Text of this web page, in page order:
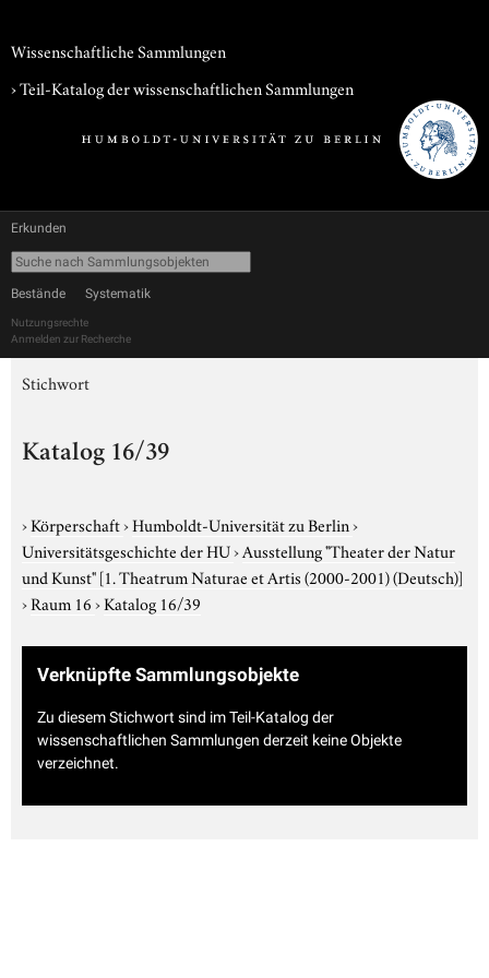
Wissenschaftliche Sammlungen
› Teil-Katalog der wissenschaftlichen Sammlungen
Erkunden
Bestände Systematik
Nutzungsrechte
Anmelden zur Recherche
Stichwort
Katalog 16/39
›Körperschaft›Humboldt-Universität zu Berlin›
Universitätsgeschichte der HU›Ausstellung "Theater der Natur
und Kunst"[1. Theatrum Naturae et Artis (2000-2001) (Deutsch)]
›Raum 16›Katalog 16/39
Verknüpfte Sammlungsobjekte
Zu diesem Stichwort sind im Teil-Katalog der
wissenschaftlichen Sammlungen derzeit keine Objekte
verzeichnet.